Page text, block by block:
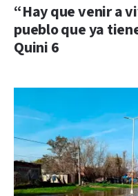
“Hay que venir a
pueblo que ya
Quini 6